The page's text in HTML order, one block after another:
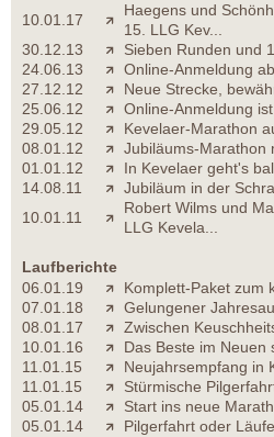
10.01.17
Haegens und
15. LLG Kev...
30.12.13
Sieben Runden und
24.06.13
Online-Anmeldung
27.12.12
Neue Strecke,
25.06.12
Online-Anmeldung
29.05.12
Kevelaer-Marathon
08.01.12
Jubiläums-Marathon
01.01.12
In Kevelaer geht's
14.08.11
Jubiläum in der
10.01.11
Robert Wilms und
LLG Kevela...
Laufberichte
06.01.19
Komplett-Paket zum
07.01.18
Gelungener
08.01.17
Zwischen
10.01.16
Das Beste im Neuen
11.01.15
Neujahrsempfang in
11.01.15
Stürmische
05.01.14
Start ins neue
05.01.14
Pilgerfahrt oder